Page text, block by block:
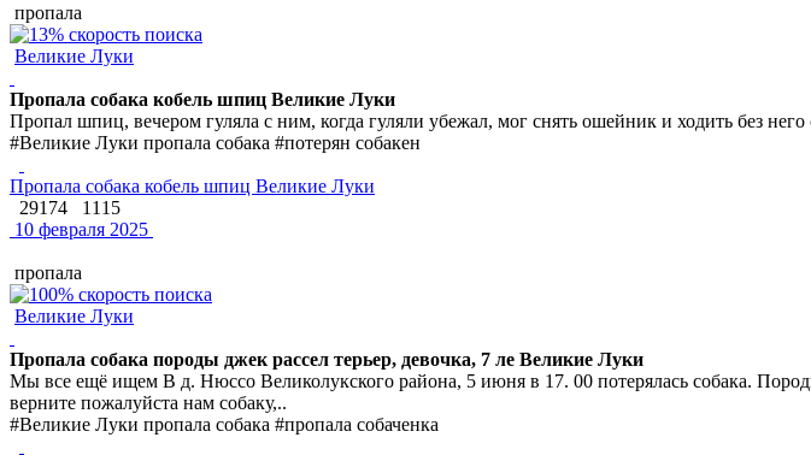
пропала
Великие Луки
Пропала собака кобель шпиц Великие Луки
Пропал шпиц, вечером гуляла с ним, когда гуляли убежал, мог снять ошейник и ходить без
#Великие Луки пропала собака #потерян собакен
Пропала собака кобель шпиц Великие Луки
29174
1115
10 февраля 2025
пропала
Великие Луки
Пропала собака породы джек рассел терьер, девочка, 7 ле Великие Луки
Мы все ещё ищем В д. Нюссо Великолукского района, 5 июня в 17. 00 потерялась собака.
верните пожалуйста нам собаку,..
#Великие Луки пропала собака #пропала собаченка